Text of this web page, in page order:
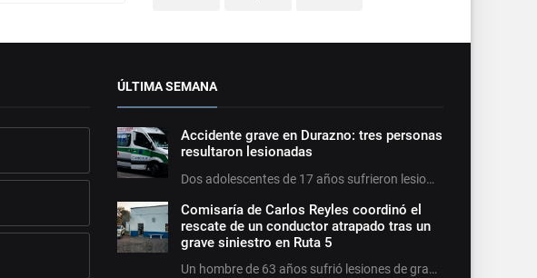
ÚLTIMA SEMANA
Accidente grave en Durazno: tres personas
resultaron lesionadas
Dos adolescentes de 17 años sufrieron lesio…
Comisaría de Carlos Reyles coordinó el
rescate de un conductor atrapado tras un
grave siniestro en Ruta 5
Un hombre de 63 años sufrió lesiones de gra…